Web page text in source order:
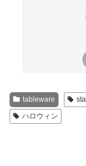
tableware
ハロウィン